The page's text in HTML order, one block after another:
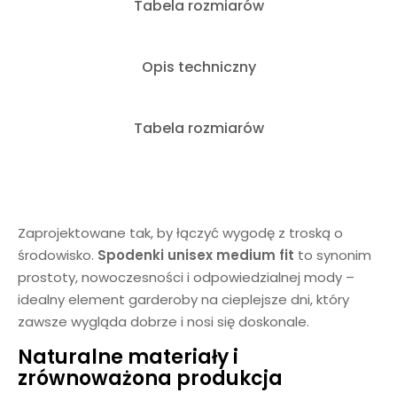
Tabela rozmiarów
Opis techniczny
Tabela rozmiarów
Zaprojektowane tak, by łączyć wygodę z troską o
środowisko. Spodenki unisex medium fit to synonim
prostoty, nowoczesności i odpowiedzialnej mody –
idealny element garderoby na cieplejsze dni, który
zawsze wygląda dobrze i nosi się doskonale.
Naturalne materiały i
zrównoważona produkcja